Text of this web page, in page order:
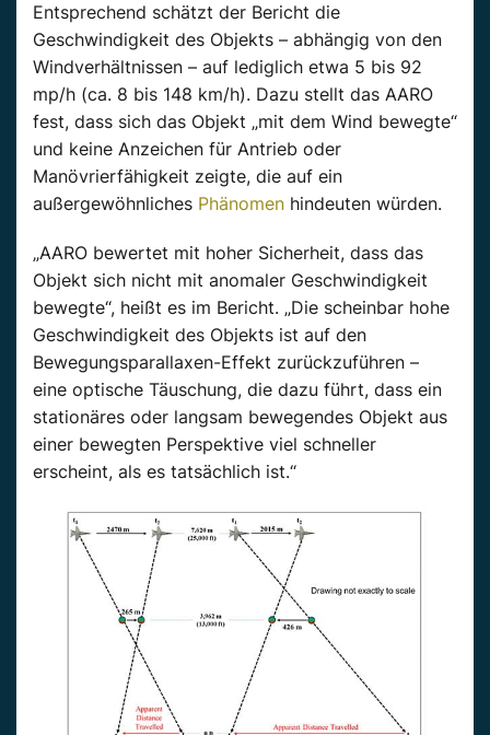
Entsprechend schätzt der Bericht die
Geschwindigkeit des Objekts – abhängig von den
Windverhältnissen – auf lediglich etwa 5 bis 92
mp/h (ca. 8 bis 148 km/h). Dazu stellt das AARO
fest, dass sich das Objekt „mit dem Wind bewegte“
und keine Anzeichen für Antrieb oder
Manövrierfähigkeit zeigte, die auf ein
außergewöhnliches Phänomen hindeuten würden.
„AARO bewertet mit hoher Sicherheit, dass das
Objekt sich nicht mit anomaler Geschwindigkeit
bewegte“, heißt es im Bericht. „Die scheinbar hohe
Geschwindigkeit des Objekts ist auf den
Bewegungsparallaxen-Effekt zurückzuführen –
eine optische Täuschung, die dazu führt, dass ein
stationäres oder langsam bewegendes Objekt aus
einer bewegten Perspektive viel schneller
erscheint, als es tatsächlich ist.“